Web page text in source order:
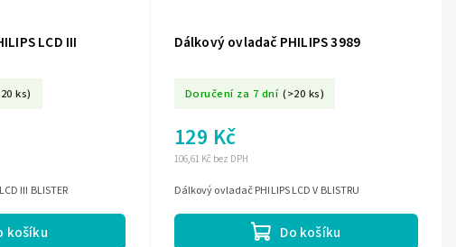
LCD III
ks)
košíku
III BLISTER
Dálkový ovladač PHILIPS 3989
Doručení za 7 dní (>20 ks)
106,61 Kč bez DPH
129 Kč
Do košíku
Dálkový ovladač PHILIPS LCD V BLISTRU